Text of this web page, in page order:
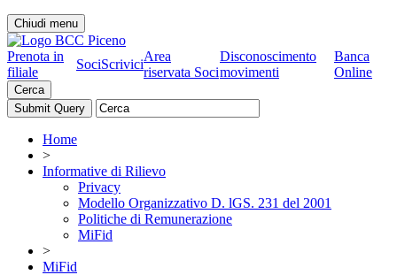
Chiudi menu
Prenota in
filiale
SociScrivici
Area
riservata Soci
Disconoscimento
movimenti
Banca
Online
Cerca
Home
>
Informative di Rilievo
Privacy
Modello Organizzativo D. lGS. 231 del 2001
Politiche di Remunerazione
MiFid
>
MiFid